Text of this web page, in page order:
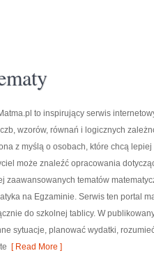
to inspirujący serwis
wzorów, równań i logicznych
z myślą o osobach, które chcą
może znaleźć opracowania
zaawansowanych tematów
na Egzaminie. Serwis ten portal
do szkolnej tablicy. W
sytuacje, planować wydatki,
[ Read More ]